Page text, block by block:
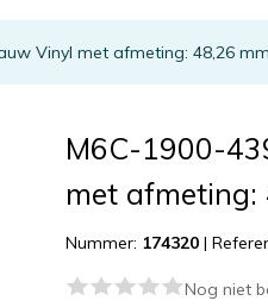
Vinyl met afmeting: 48,26
M6C-1900-
met afmeting:
Nummer: 174320 |
Nog niet